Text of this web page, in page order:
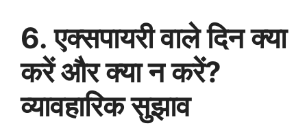
6. एक्सपायरी वाले दिन क्या
करें और क्या न करें?
व्यावहारिक सुझाव